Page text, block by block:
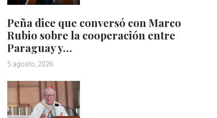
Peña dice que conversó con Marco
Rubio sobre la cooperación entre
Paraguay y…
5 agosto, 2026